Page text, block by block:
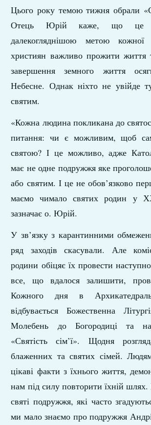
Цього року темою тижня обрали
Отець Юрій каже, що це
далекогляднішою метою
християн важливо прожити життя
завершення земного життя
Небесне. Однак ніхто не увійде
святим.
«Кожна людина покликана до
питання: чи є можливим, щоб
святою? І це можливо, адже
має не одне подружжя яке
або святим. І це не обов’язково
маємо чимало святих родин у
зазначає о. Юрій.
У зв’язку з карантинними
ряд заходів скасували. Але
родини обіцяє їх провести
все, що вдалося залишити,
Кожного дня в
відбувається Божественна
Молебень до Богородиці та
«Святість сім’ї». Щодня
блаженних та святих сімей.
цікаві факти з їхнього життя,
нам під силу повторити їхній
святі подружжя, які часто
ми мало знаємо про подружжя